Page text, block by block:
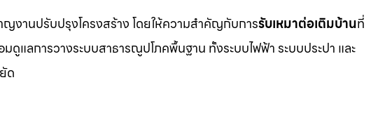
ญงานปรับปรุงโครงสร้าง โดยให้ความสำคัญกับการรับเหมาต่อเติมบ้านที่
แลการวางระบบสาธารณูปโภคพื้นฐาน ทั้งระบบไฟฟ้า ระบบประปา และ
ด